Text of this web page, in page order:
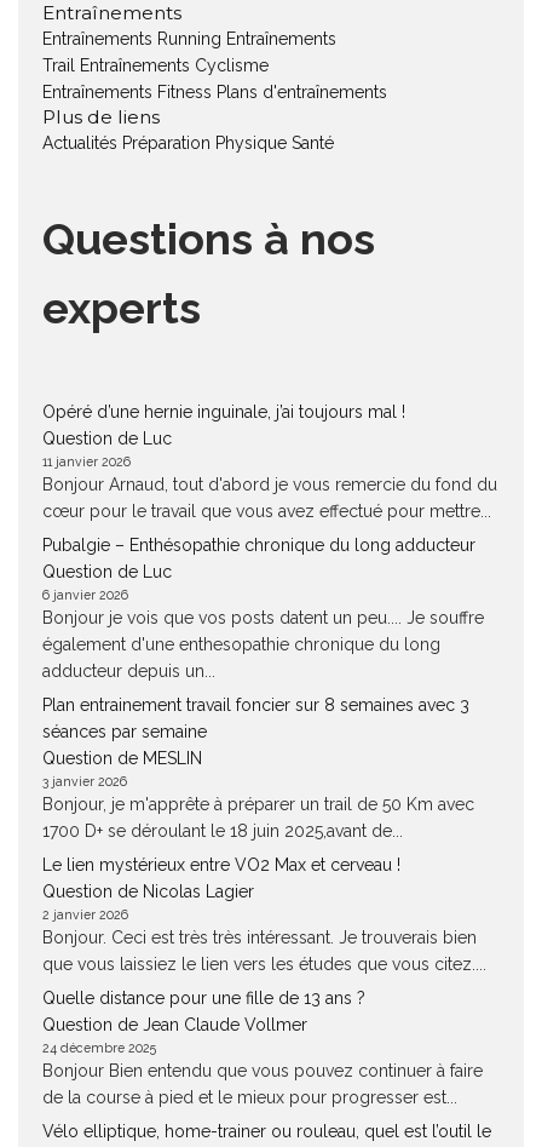
Entraînements
Entraînements Running Entraînements
Trail
Entraînements Cyclisme
Entraînements Fitness Plans d'entraînements
Plus de liens
Actualités Préparation Physique Santé
Questions à nos
experts
Opéré d’une hernie inguinale, j’ai toujours mal !
Question de Luc
11 janvier 2026
Bonjour Arnaud, tout d'abord je vous remercie du fond du
cœur pour le travail que vous avez effectué pour mettre...
Pubalgie – Enthésopathie chronique du long adducteur
Question de Luc
6 janvier 2026
Bonjour je vois que vos posts datent un peu.... Je souffre
également d'une enthesopathie chronique du long
adducteur depuis un...
Plan entrainement travail foncier sur 8 semaines avec 3
séances par semaine
Question de MESLIN
3 janvier 2026
Bonjour, je m'apprête à préparer un trail de 50 Km avec
1700 D+ se déroulant le 18 juin 2025,avant de...
Le lien mystérieux entre VO2 Max et cerveau !
Question de Nicolas Lagier
2 janvier 2026
Bonjour. Ceci est très très intéressant. Je trouverais bien
que vous laissiez le lien vers les études que vous citez....
Quelle distance pour une fille de 13 ans ?
Question de Jean Claude Vollmer
24 décembre 2025
Bonjour Bien entendu que vous pouvez continuer à faire
de la course à pied et le mieux pour progresser est...
Vélo elliptique, home-trainer ou rouleau, quel est l’outil le